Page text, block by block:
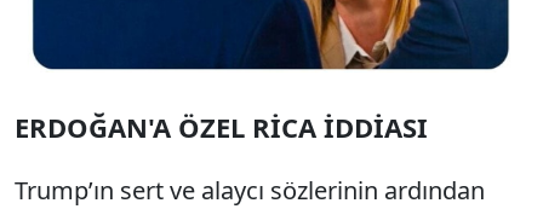
ERDOĞAN'A ÖZEL RİCA İDDİASI
Trump’ın sert ve alaycı sözlerinin ardından